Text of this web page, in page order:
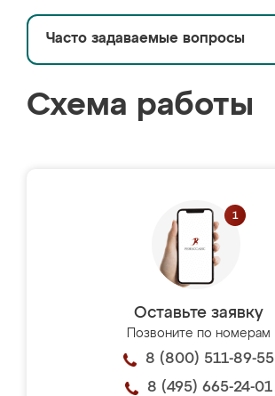
Часто задаваемые вопросы
Схема работы
Оставьте заявку
Позвоните по номерам
8 (800) 511-89-55
8 (495) 665-24-01